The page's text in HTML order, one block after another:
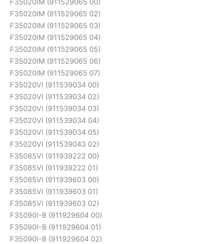
F35020IM (911529065 00)
F35020IM (911529065 02)
F35020IM (911529065 03)
F35020IM (911529065 04)
F35020IM (911529065 05)
F35020IM (911529065 06)
F35020IM (911529065 07)
F35020VI (911539034 00)
F35020VI (911539034 02)
F35020VI (911539034 03)
F35020VI (911539034 04)
F35020VI (911539034 05)
F35020VI (911539043 02)
F35085VI (911939222 00)
F35085VI (911939222 01)
F35085VI (911939603 00)
F35085VI (911939603 01)
F35085VI (911939603 02)
F35090I-B (911929604 00)
F35090I-B (911929604 01)
F35090I-B (911929604 02)